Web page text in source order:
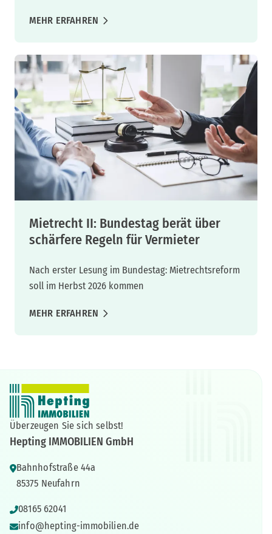
MEHR ERFAHREN
Mietrecht II: Bundestag berät über
schärfere Regeln für Vermieter
Nach erster Lesung im Bundestag: Mietrechtsreform
soll im Herbst 2026 kommen
MEHR ERFAHREN
Überzeugen Sie sich selbst!
Hepting IMMOBILIEN GmbH
Bahnhofstraße 44a
85375 Neufahrn
08165 62041
info@hepting-immobilien.de